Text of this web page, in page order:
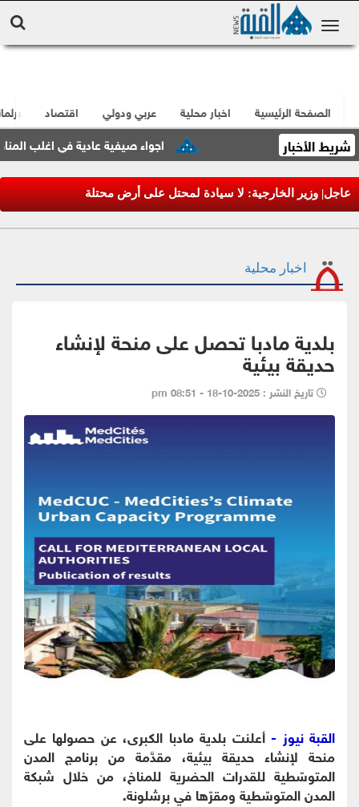
الصفحة الرئيسية اخبار محلية عربي ودولي اقتصاد
شريط الأخبار اجواء صيفية عادية في اغلب المناطق
عاجل| وزير الخارجية: لا سيادة لمحتل على أرض محتلة
اخبار محلية
بلدية مادبا تحصل على منحة لإنشاء
حديقة بيئية
تاريخ النشر : 2025-10-18 - 08:51 pm
القبة نيوز -أعلنت بلدية مادبا الكبرى، عن حصولها على
منحة لإنشاء حديقة بيئية، مقدَّمة من برنامج المدن
المتوسّطية للقدرات الحضرية للمناخ، من خلال شبكة
المدن المتوسّطية ومقرّها في برشلونة.